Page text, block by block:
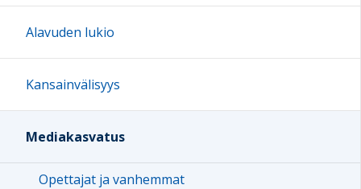
Alavuden lukio
Kansainvälisyys
Mediakasvatus
Opettajat ja vanhemmat